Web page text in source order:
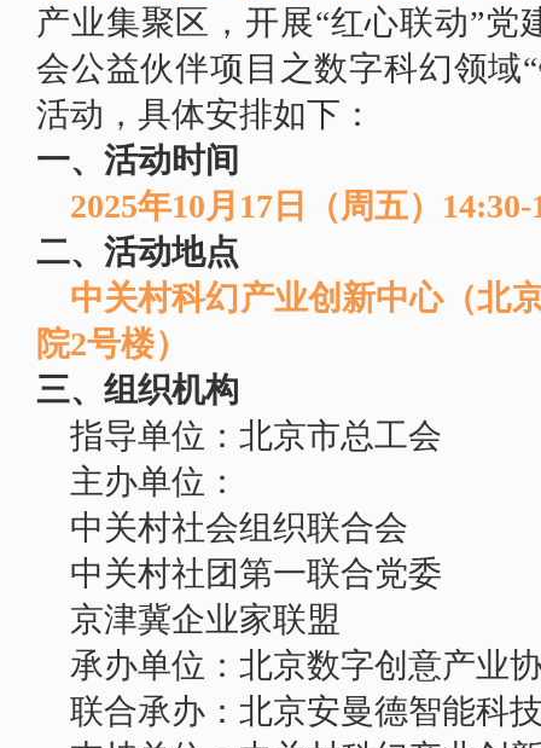
产业集聚区，开展“红心联动”
会公益伙伴项目之数字科幻领域
活动，具体安排如下：
一、活动时间
2025年10月17日（周五）14:30-
二、活动地点
中关村科幻产业创新中心（北
院2号楼）
三、组织机构
指导单位：北京市总工会
主办单位：
中关村社会组织联合会
中关村社团第一联合党委
京津冀企业家联盟
承办单位：北京数字创意产业
联合承办：北京安曼德智能科